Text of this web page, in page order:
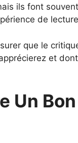
ils font
de
que le
et
Un